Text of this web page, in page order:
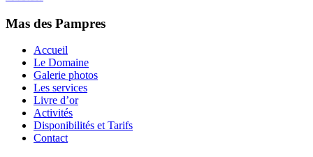
Mas des Pampres
Accueil
Le Domaine
Galerie photos
Les services
Livre d’or
Activités
Disponibilités et Tarifs
Contact